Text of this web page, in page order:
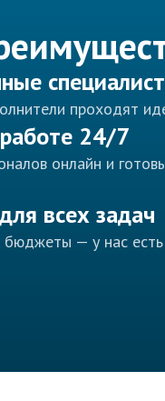
проходят
24/7
онлайн и
всех задач
— у нас